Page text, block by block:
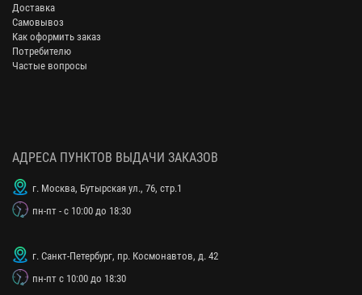
Доставка
Самовывоз
Как оформить заказ
Потребителю
Частые вопросы
АДРЕСА ПУНКТОВ ВЫДАЧИ ЗАКАЗОВ
г. Москва, Бутырская ул., 76, стр.1
пн-пт - с 10:00 до 18:30
г. Санкт-Петербург, пр. Космонавтов, д. 42
пн-пт с 10:00 до 18:30